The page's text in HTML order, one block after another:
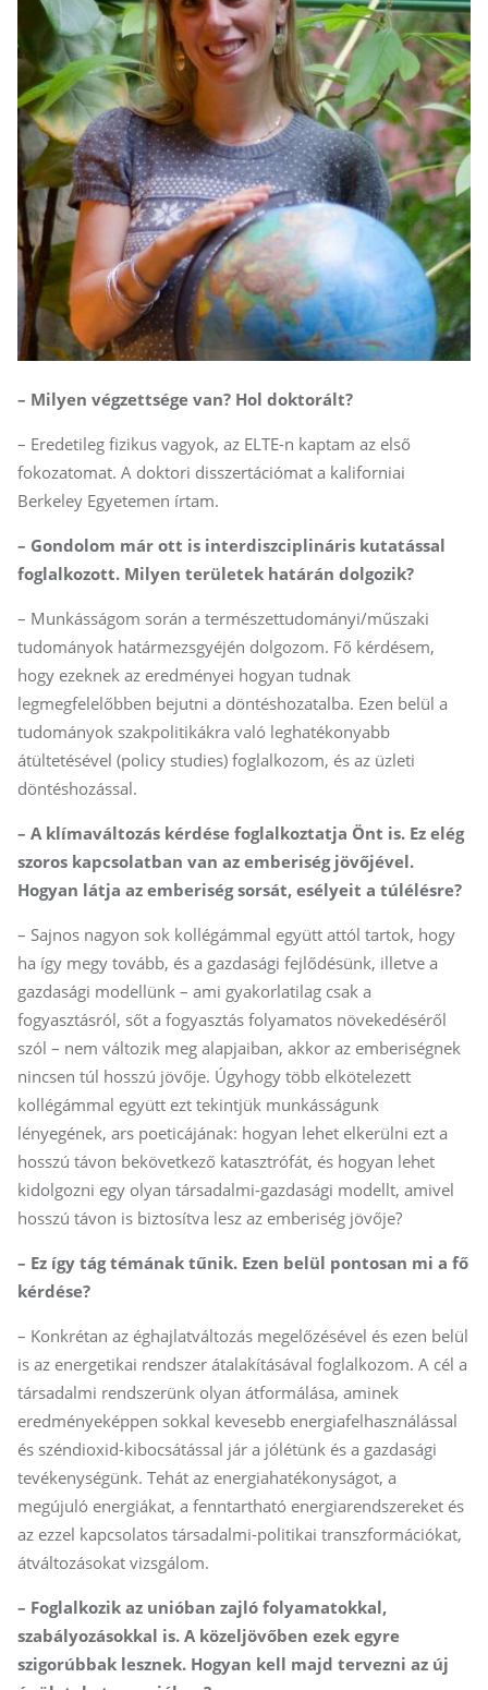
– Milyen végzettsége van? Hol doktorált?
– Eredetileg fizikus vagyok, az ELTE-n kaptam az első
fokozatomat. A doktori disszertációmat a kaliforniai
Berkeley Egyetemen írtam.
– Gondolom már ott is interdiszciplináris kutatással
foglalkozott. Milyen területek határán dolgozik?
– Munkásságom során a természettudományi/műszaki
tudományok határmezsgyéjén dolgozom. Fő kérdésem,
hogy ezeknek az eredményei hogyan tudnak
legmegfelelőbben bejutni a döntéshozatalba. Ezen belül a
tudományok szakpolitikákra való leghatékonyabb
átültetésével (policy studies) foglalkozom, és az üzleti
döntéshozással.
– A klímaváltozás kérdése foglalkoztatja Önt is. Ez elég
szoros kapcsolatban van az emberiség jövőjével.
Hogyan látja az emberiség sorsát, esélyeit a túlélésre?
– Sajnos nagyon sok kollégámmal együtt attól tartok, hogy
ha így megy tovább, és a gazdasági fejlődésünk, illetve a
gazdasági modellünk – ami gyakorlatilag csak a
fogyasztásról, sőt a fogyasztás folyamatos növekedéséről
szól – nem változik meg alapjaiban, akkor az emberiségnek
nincsen túl hosszú jövője. Úgyhogy több elkötelezett
kollégámmal együtt ezt tekintjük munkásságunk
lényegének, ars poeticájának: hogyan lehet elkerülni ezt a
hosszú távon bekövetkező katasztrófát, és hogyan lehet
kidolgozni egy olyan társadalmi-gazdasági modellt, amivel
hosszú távon is biztosítva lesz az emberiség jövője?
– Ez így tág témának tűnik. Ezen belül pontosan mi a fő
kérdése?
– Konkrétan az éghajlatváltozás megelőzésével és ezen belül
is az energetikai rendszer átalakításával foglalkozom. A cél a
társadalmi rendszerünk olyan átformálása, aminek
eredményeképpen sokkal kevesebb energiafelhasználással
és széndioxid-kibocsátással jár a jólétünk és a gazdasági
tevékenységünk. Tehát az energiahatékonyságot, a
megújuló energiákat, a fenntartható energiarendszereket és
az ezzel kapcsolatos társadalmi-politikai transzformációkat,
átváltozásokat vizsgálom.
– Foglalkozik az unióban zajló folyamatokkal,
szabályozásokkal is. A közeljövőben ezek egyre
szigorúbbak lesznek. Hogyan kell majd tervezni az új